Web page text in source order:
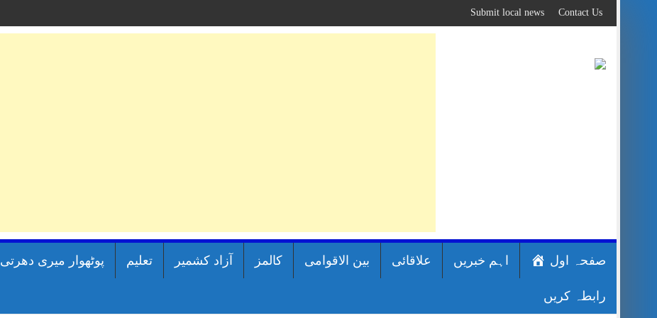
to
content
Contact Us
Submit local news
صفحہ اول اہم خبریں علاقائی بین الاقوامی کالمز آزاد کشمیر تعلیم پوٹھوار میری دھرتی
رابطہ کریں